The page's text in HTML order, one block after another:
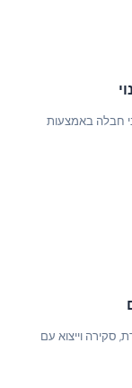
חבלה באמצעות